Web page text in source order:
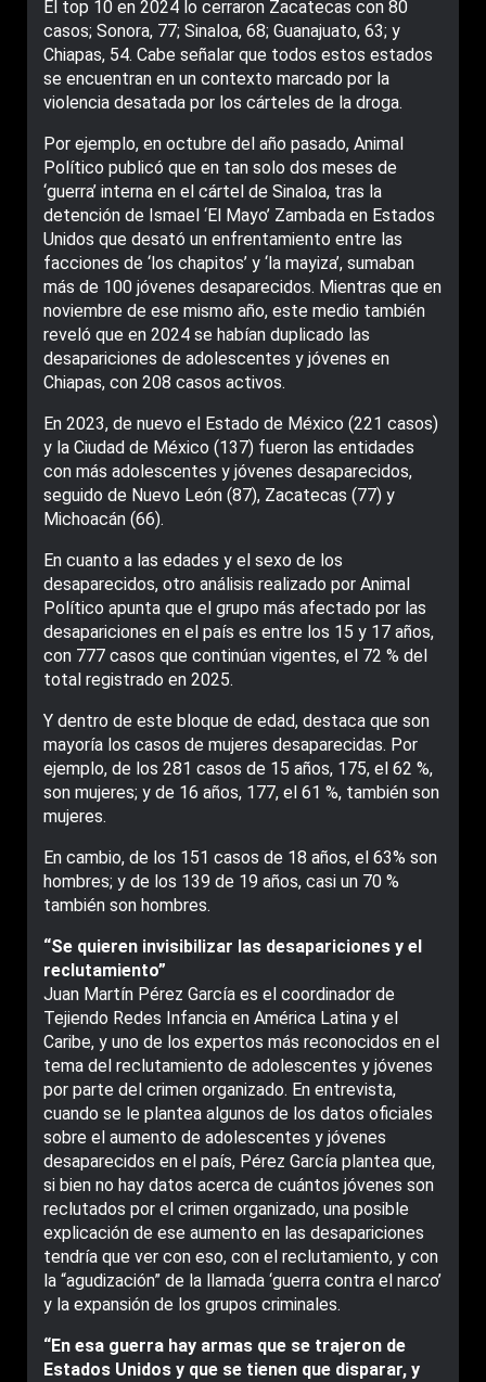
El top 10 en 2024 lo cerraron Zacatecas con 80
casos; Sonora, 77; Sinaloa, 68; Guanajuato, 63; y
Chiapas, 54. Cabe señalar que todos estos estados
se encuentran en un contexto marcado por la
violencia desatada por los cárteles de la droga.
Por ejemplo, en octubre del año pasado, Animal
Político publicó que en tan solo dos meses de
‘guerra’ interna en el cártel de Sinaloa, tras la
detención de Ismael ‘El Mayo’ Zambada en Estados
Unidos que desató un enfrentamiento entre las
facciones de ‘los chapitos’ y ‘la mayiza’, sumaban
más de 100 jóvenes desaparecidos. Mientras que en
noviembre de ese mismo año, este medio también
reveló que en 2024 se habían duplicado las
desapariciones de adolescentes y jóvenes en
Chiapas, con 208 casos activos.
En 2023, de nuevo el Estado de México (221 casos)
y la Ciudad de México (137) fueron las entidades
con más adolescentes y jóvenes desaparecidos,
seguido de Nuevo León (87), Zacatecas (77) y
Michoacán (66).
En cuanto a las edades y el sexo de los
desaparecidos, otro análisis realizado por Animal
Político apunta que el grupo más afectado por las
desapariciones en el país es entre los 15 y 17 años,
con 777 casos que continúan vigentes, el 72 % del
total registrado en 2025.
Y dentro de este bloque de edad, destaca que son
mayoría los casos de mujeres desaparecidas. Por
ejemplo, de los 281 casos de 15 años, 175, el 62 %,
son mujeres; y de 16 años, 177, el 61 %, también son
mujeres.
En cambio, de los 151 casos de 18 años, el 63% son
hombres; y de los 139 de 19 años, casi un 70 %
también son hombres.
“Se quieren invisibilizar las desapariciones y el
reclutamiento”
Juan Martín Pérez García es el coordinador de
Tejiendo Redes Infancia en América Latina y el
Caribe, y uno de los expertos más reconocidos en el
tema del reclutamiento de adolescentes y jóvenes
por parte del crimen organizado. En entrevista,
cuando se le plantea algunos de los datos oficiales
sobre el aumento de adolescentes y jóvenes
desaparecidos en el país, Pérez García plantea que,
si bien no hay datos acerca de cuántos jóvenes son
reclutados por el crimen organizado, una posible
explicación de ese aumento en las desapariciones
tendría que ver con eso, con el reclutamiento, y con
la “agudización” de la llamada ‘guerra contra el narco’
y la expansión de los grupos criminales.
“En esa guerra hay armas que se trajeron de
Estados Unidos y que se tienen que disparar, y